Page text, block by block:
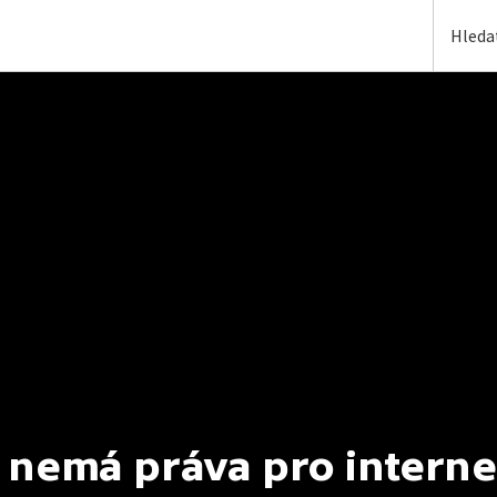
nemá práva pro